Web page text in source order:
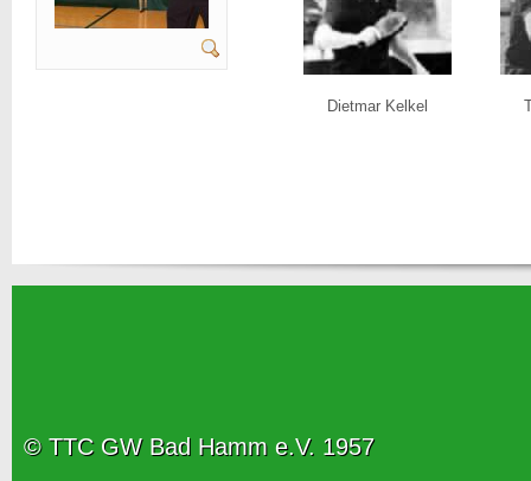
Dietmar Kelkel
© TTC GW Bad Hamm e.V. 1957